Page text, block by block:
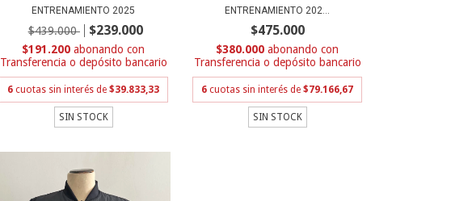
ENTRENAMIENTO 2025
$439.000 $239.000
$191.200
con
Transferencia o depósito bancario
6 cuotas sin interés de$39.833,33
SIN STOCK
ENTRENAMIENTO 202...
$475.000
$380.000
con
Transferencia o depósito bancario
6 cuotas sin interés de$79.166,67
SIN STOCK